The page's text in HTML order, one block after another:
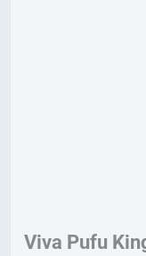
Viva Pufu